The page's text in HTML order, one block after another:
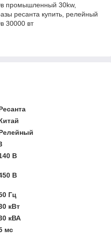
промышленный 30kw,
ресанта купить, релейный
30000 вт
В
В
Гц
кВт
кВА
мс